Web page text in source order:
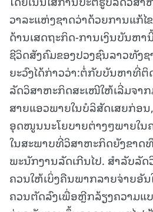
ວາລະແຫ່ງຊາດວ່າດ້ວຍການແກ້
ດ້ານເສດຖະກິດ-ການເງິນບັນຫ
ຊີວິດສັງຄົມຂອງປວງຊົນລາວທັງຊ
ຍະວົງໄດ້ກ່າວວ່າ:ຕໍ່ກັບບັນຫາທີ່
ລັດວິສາຫະກິດສະເໜີໃຫ້ເລີ່ມຈາ
ສາຍແອວພາຍໃນບໍລິສັດເສຍກ່ອ
ອຸດໜູນນະໂຍບາຍຕ່າງໆພາຍໃ
ໃນສະພາບທີ່ວິສາຫະກິດຍັງຂາດ
ພະນັກງານລັດເກີນໄປ. ສຳລັບລັ
ຄວນໃຫ້ເບິ່ງຄືນພາກລາຍຈ່າຍອັ
ຄວນຕັດລົງເພື່ອຫຼີກລ້ຽງຄວາມແ